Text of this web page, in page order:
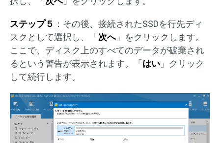
ステップ５ ：その後、接続されたSSDを行先ディ
スクとして選択し、「 次へ」をクリックします。
ここで、ディスク上のすべてのデータが破棄され
るという警告が表示されます。「 はい 」クリック
して続行します。